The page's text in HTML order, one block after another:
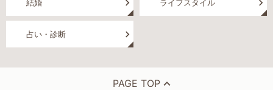
結婚 ライフスタイル
占い・診断
PAGE TOP